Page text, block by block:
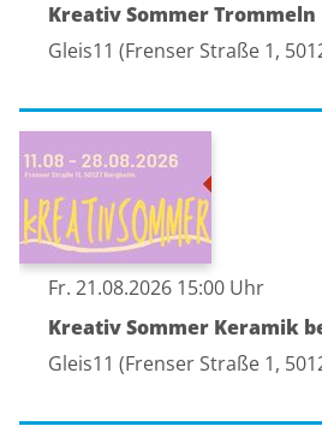
Kreativ Sommer Trommeln
Gleis11 (Frenser Straße 1,
Fr. 21.08.2026 15:00 Uhr
Kreativ Sommer Keramik
Gleis11 (Frenser Straße 1,